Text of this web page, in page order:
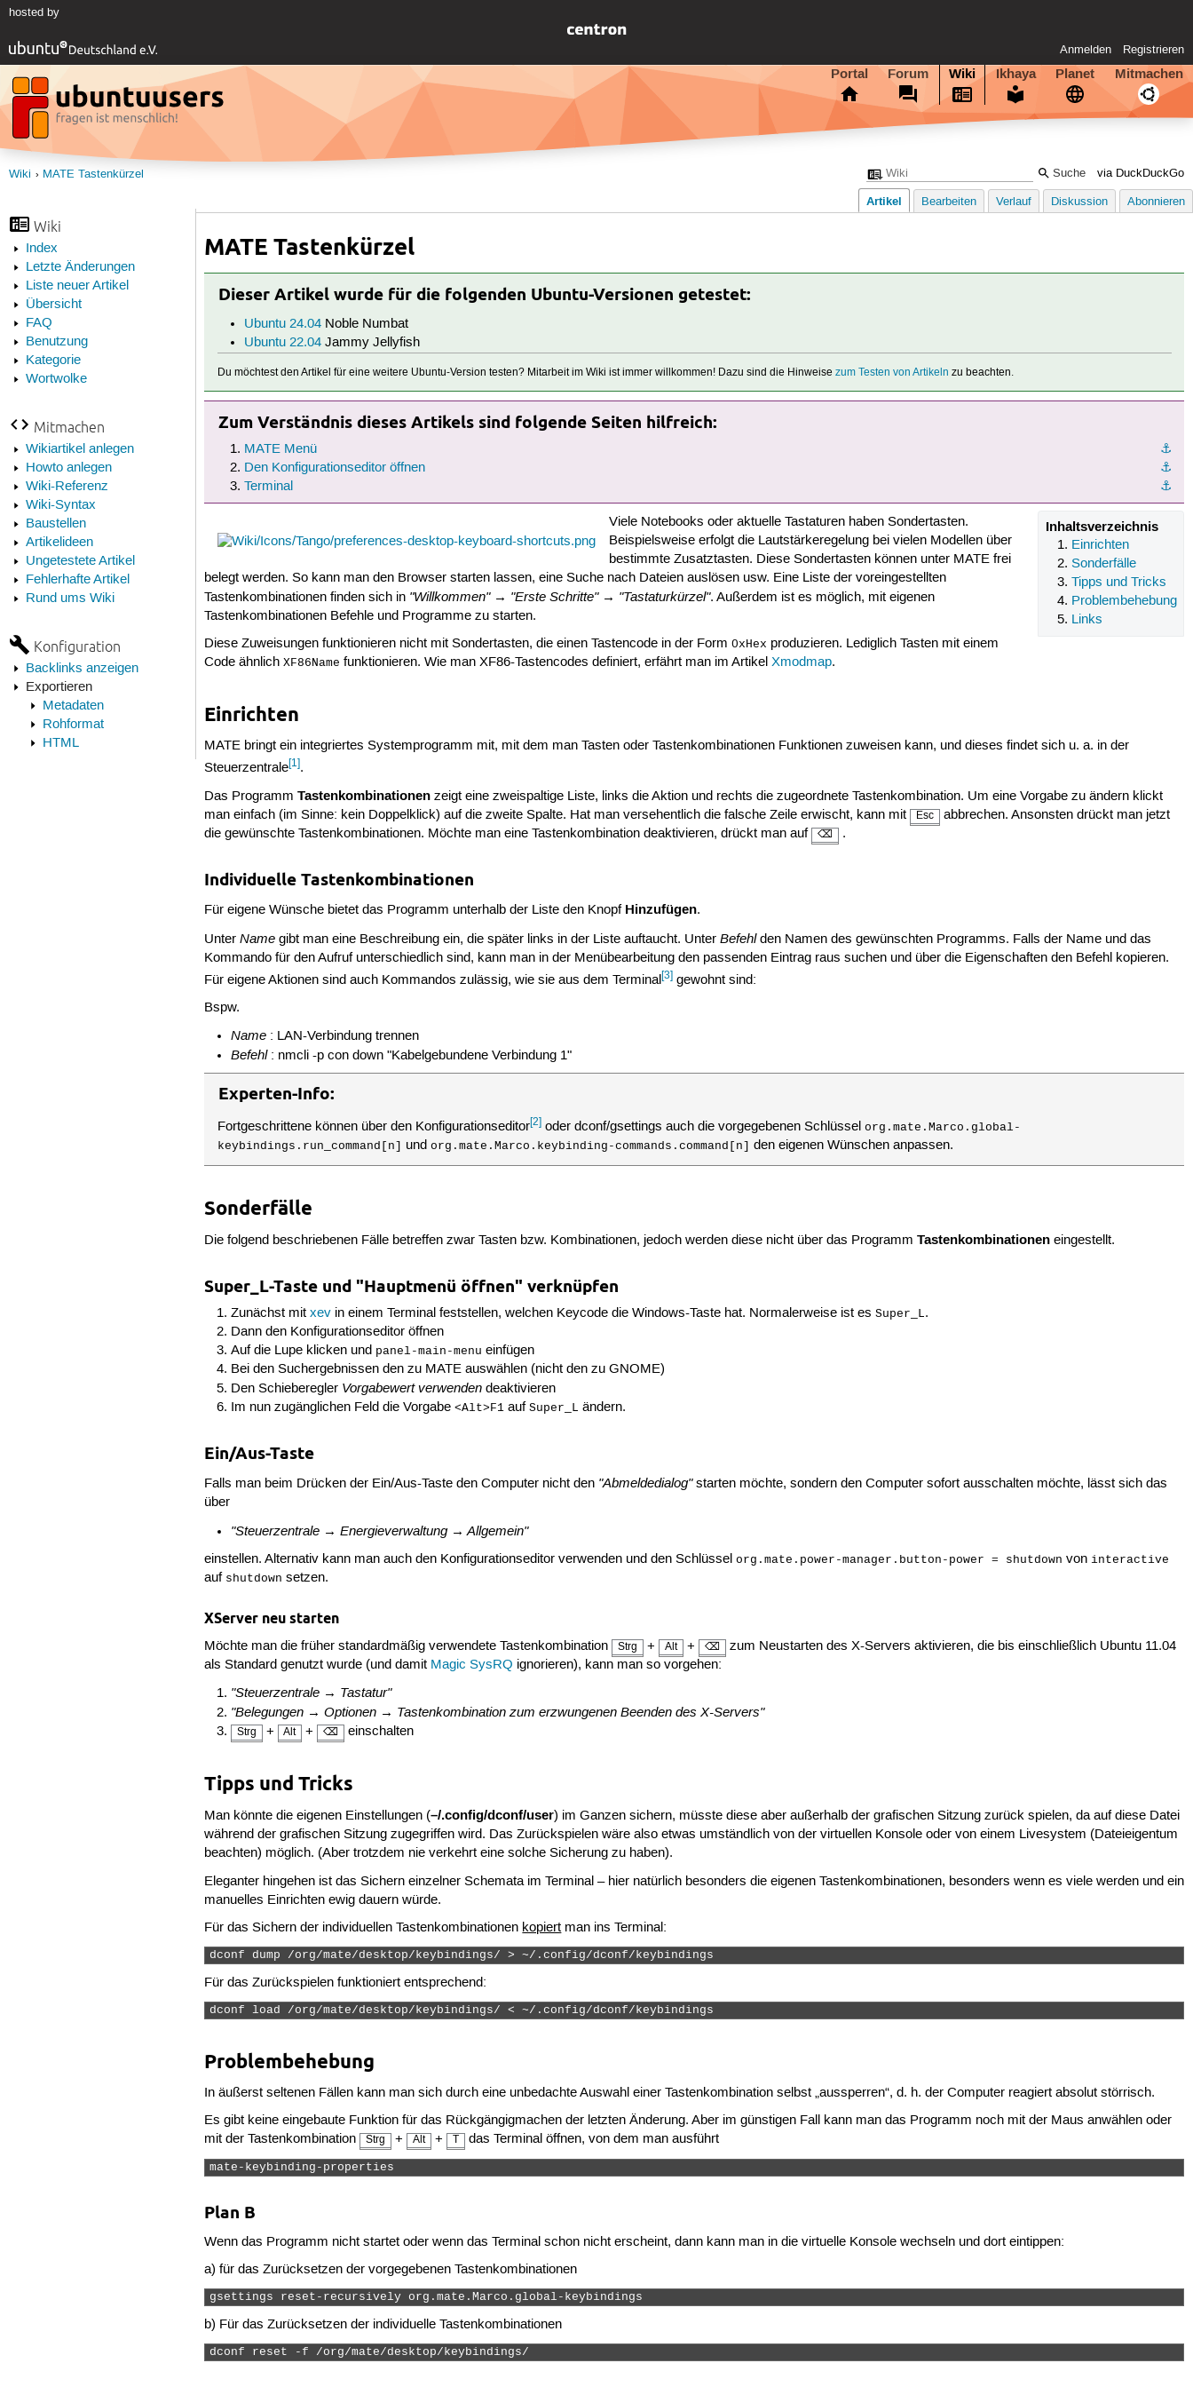
hosted by
Anmelden Registrieren
Portal Forum Wiki Ikhaya Planet Mitmachen
via DuckDuckGo
Wiki MATE Tastenkürzel
Wiki
Index
Letzte Änderungen
Liste neuer Artikel
Übersicht
FAQ
Benutzung
Kategorie
Wortwolke
Mitmachen
Wikiartikel anlegen
Howto anlegen
Wiki-Referenz
Wiki-Syntax
Baustellen
Artikelideen
Ungetestete Artikel
Fehlerhafte Artikel
Rund ums Wiki
Konfiguration
Backlinks anzeigen
Exportieren
Metadaten
Rohformat
HTML
Artikel Bearbeiten Verlauf Diskussion Abonnieren
MATE Tastenkürzel
Dieser Artikel wurde für die folgenden Ubuntu-Versionen getestet:
Ubuntu 24.04Noble Numbat
Ubuntu 22.04Jammy Jellyfish
Du möchtest den Artikel für eine weitere Ubuntu-Version testen? Mitarbeit im Wiki ist immer willkommen! Dazu sind die Hinweisezum Testen von Artikeln zu beachten.
Zum Verständnis dieses Artikels sind folgende Seiten hilfreich:
⚓︎
MATE Menü
⚓︎
Den Konfigurationseditor öffnen
⚓︎
Terminal
Inhaltsverzeichnis
Einrichten
Sonderfälle
Tipps und Tricks
Problembehebung
Links
Viele Notebooks oder aktuelle Tastaturen haben Sondertasten.
Beispielsweise erfolgt die Lautstärkeregelung bei vielen Modellen über
bestimmte Zusatztasten. Diese Sondertasten können unter MATE frei
belegt werden. So kann man den Browser starten lassen, eine Suche nach Dateien auslösen usw. Eine Liste der voreingestellten
Tastenkombinationen finden sich in "Willkommen" → "Erste Schritte" → "Tastaturkürzel". Außerdem ist es möglich, mit eigenen
Tastenkombinationen Befehle und Programme zu starten.
Diese Zuweisungen funktionieren nicht mit Sondertasten, die einen Tastencode in der Form0xHex produzieren. Lediglich Tasten mit einem
Code ähnlichXF86Name funktionieren. Wie man XF86-Tastencodes definiert, erfährt man im ArtikelXmodmap.
Einrichten
MATE bringt ein integriertes Systemprogramm mit, mit dem man Tasten oder Tastenkombinationen Funktionen zuweisen kann, und dieses findet sich u. a. in der
Steuerzentrale[1].
Das ProgrammTastenkombinationen zeigt eine zweispaltige Liste, links die Aktion und rechts die zugeordnete Tastenkombination. Um eine Vorgabe zu ändern klickt
man einfach (im Sinne: kein Doppelklick) auf die zweite Spalte. Hat man versehentlich die falsche Zeile erwischt, kann mit
Esc
abbrechen. Ansonsten drückt man jetzt
die gewünschte Tastenkombinationen. Möchte man eine Tastenkombination deaktivieren, drückt man auf
⌫ .
Individuelle Tastenkombinationen
Für eigene Wünsche bietet das Programm unterhalb der Liste den Knopf Hinzufügen.
UnterName gibt man eine Beschreibung ein, die später links in der Liste auftaucht. UnterBefehlden Namen des gewünschten Programms. Falls der Name und das
Kommando für den Aufruf unterschiedlich sind, kann man in der Menübearbeitung den passenden Eintrag raus suchen und über die Eigenschaften den Befehl kopieren.
Für eigene Aktionen sind auch Kommandos zulässig, wie sie aus dem Terminal[3] gewohnt sind:
Bspw.
Name: LAN-Verbindung trennen
Befehl: nmcli -p con down "Kabelgebundene Verbindung 1"
Experten-Info:
Fortgeschrittene können über den Konfigurationseditor[2] oder dconf/gsettings auch die vorgegebenen Schlüsselorg.mate.Marco.global-
keybindings.run_command[n]
undorg.mate.Marco.keybinding-commands.command[n] den eigenen Wünschen anpassen.
Sonderfälle
Die folgend beschriebenen Fälle betreffen zwar Tasten bzw. Kombinationen, jedoch werden diese nicht über das ProgrammTastenkombinationen eingestellt.
Super_L-Taste und "Hauptmenü öffnen" verknüpfen
Zunächst mit xevin einem Terminal feststellen, welchen Keycode die Windows-Taste hat. Normalerweise ist es Super_L.
Dann den Konfigurationseditor öffnen
Auf die Lupe klicken und panel-main-menu einfügen
Bei den Suchergebnissen den zu MATE auswählen (nicht den zu GNOME)
Den Schieberegler Vorgabewert verwendendeaktivieren
Im nun zugänglichen Feld die Vorgabe <Alt>F1auf Super_L ändern.
Ein/Aus-Taste
Falls man beim Drücken der Ein/Aus-Taste den Computer nicht den "Abmeldedialog"starten möchte, sondern den Computer sofort ausschalten möchte, lässt sich das
über
"Steuerzentrale → Energieverwaltung → Allgemein"
einstellen. Alternativ kann man auch den Konfigurationseditor verwenden und den Schlüsselorg.mate.power-manager.button-power = shutdown von interactive
auf shutdown setzen.
XServer neu starten
Möchte man die früher standardmäßig verwendete Tastenkombination Strg + Alt + ⌫
zum Neustarten des X-Servers aktivieren, die bis einschließlich Ubuntu 11.04
als Standard genutzt wurde (und damit Magic SysRQ ignorieren), kann man so vorgehen:
"Steuerzentrale → Tastatur"
"Belegungen → Optionen → Tastenkombination zum erzwungenen Beenden des X-Servers"
Strg + Alt + ⌫ einschalten
Tipps und Tricks
Man könnte die eigenen Einstellungen (–/.config/dconf/user) im Ganzen sichern, müsste diese aber außerhalb der grafischen Sitzung zurück spielen, da auf diese Datei
während der grafischen Sitzung zugegriffen wird. Das Zurückspielen wäre also etwas umständlich von der virtuellen Konsole oder von einem Livesystem (Dateieigentum
beachten) möglich. (Aber trotzdem nie verkehrt eine solche Sicherung zu haben).
Eleganter hingehen ist das Sichern einzelner Schemata im Terminal – hier natürlich besonders die eigenen Tastenkombinationen, besonders wenn es viele werden und ein
manuelles Einrichten ewig dauern würde.
Für das Sichern der individuellen Tastenkombinationen kopiert man ins Terminal:
dconf dump /org/mate/desktop/keybindings/ > ~/.config/dconf/keybindings
Für das Zurückspielen funktioniert entsprechend:
dconf load /org/mate/desktop/keybindings/ < ~/.config/dconf/keybindings
Problembehebung
In äußerst seltenen Fällen kann man sich durch eine unbedachte Auswahl einer Tastenkombination selbst „aussperren“, d. h. der Computer reagiert absolut störrisch.
Es gibt keine eingebaute Funktion für das Rückgängigmachen der letzten Änderung. Aber im günstigen Fall kann man das Programm noch mit der Maus anwählen oder
mit der Tastenkombination
Strg + Alt + T das Terminal öffnen, von dem man ausführt
mate-keybinding-properties
Plan B
Wenn das Programm nicht startet oder wenn das Terminal schon nicht erscheint, dann kann man in die virtuelle Konsole wechseln und dort eintippen:
a) für das Zurücksetzen der vorgegebenen Tastenkombinationen
gsettings reset-recursively org.mate.Marco.global-keybindings
b) Für das Zurücksetzen der individuelle Tastenkombinationen
dconf reset -f /org/mate/desktop/keybindings/